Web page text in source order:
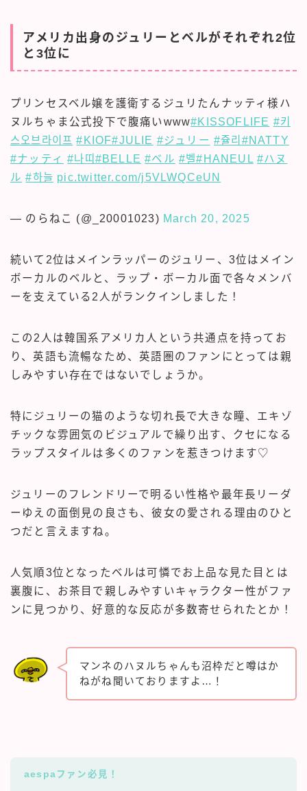
アメリカ出身のジュリーとベルがそれぞれ2位
と3位に
プリンセスベル嬢を護衛するジュリたんナッティ様ハ
ヌルちゃま公式投下で腹痛いwww#KISSOFLIFE #키
스오브라이프 #KIOF#JULIE #ジュリー #쥴리 #NATTY
#ナッティ
#나띠 #BELLE #ベル #벨#HANEUL #ハヌ
ル #하늘 pic.twitter.com/j5VLWQCeUN
— のらねこ (@_20001023) March 20, 2025
続いて2位はメインラッパーのジュリー、3位はメイン
ボーカルのベルと、ラップ・ボーカル面で各々メンバ
ーを支えている2人がランクインしました！
この2人は韓国系アメリカ人という共通点を持ってお
り、英語も流暢なため、英語圏のファンにとっては親
しみやすい存在ではないでしょうか。
特にジュリーの猫のような切れ長で大きな瞳、エキゾ
チックな雰囲気のビジュアルで繰り出す、クセになる
ラップスタイルは多くのファンを惹きつけます♡
ジュリーのフレンドリーで明るい性格や最年長リーダ
ーゆえの面倒見の良さも、彼女の愛される理由のひと
つだと言えますね。
人気順3位となったベルは可憐でお上品な見た目とは
裏腹に、お茶目で親しみやすいキャラクター性がファ
ンに見つかり、好意的な反応が多数寄せられたとか！
マンネのハヌルちゃんも沼枠だと噂はか
ねがね聞いておりますよ…！
aespaファン必見！